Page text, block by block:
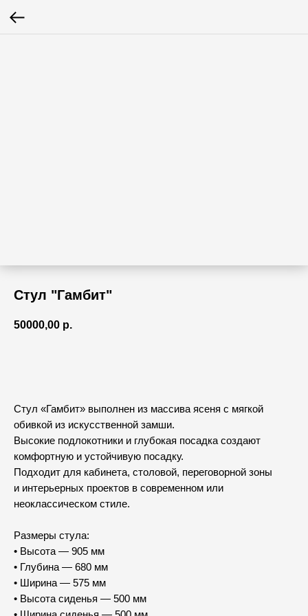
Стул "Гамбит"
50000,00 р.
Стул «Гамбит» выполнен из массива ясеня с мягкой
обивкой из искусственной замши.
Высокие подлокотники и глубокая посадка создают
комфортную и устойчивую посадку.
Подходит для кабинета, столовой, переговорной зоны
и интерьерных проектов в современном или
неоклассическом стиле.
Размеры стула:
• Высота — 905 мм
• Глубина — 680 мм
• Ширина — 575 мм
• Высота сиденья — 500 мм